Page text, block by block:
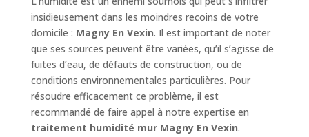
insidieusement dans les moindres recoins de votre
domicile : Magny En Vexin. Il est important de noter
que ses sources peuvent être variées, qu’il s’agisse de
fuites d’eau, de défauts de construction, ou de
conditions environnementales particulières. Pour
résoudre efficacement ce problème, il est
recommandé de faire appel à notre expertise en
traitement humidité mur Magny En Vexin.